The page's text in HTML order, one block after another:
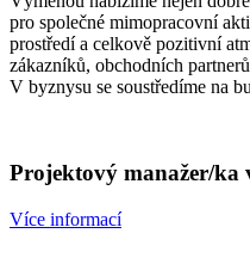
pro společné mimopracovní
prostředí a celkově pozitivní
zákazníků, obchodních
V byznysu se soustředíme na
Projektový manažer/ka
Více informací